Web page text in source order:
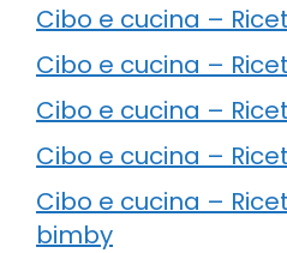
Cibo e cucina –
Cibo e cucina –
Cibo e cucina –
Cibo e cucina –
Cibo e cucina –
bimby